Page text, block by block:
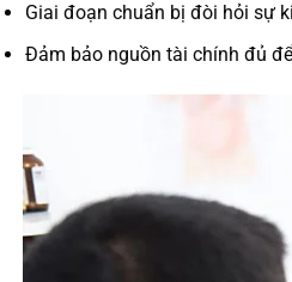
Giai đoạn chuẩn bị đòi hỏi sự
Đảm bảo nguồn tài chính đủ